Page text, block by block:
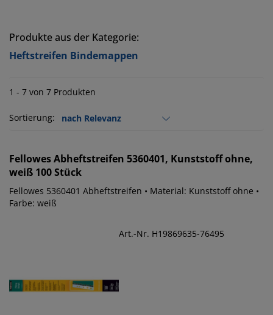
Produkte aus der Kategorie:
Heftstreifen Bindemappen
1 - 7 von 7 Produkten
Sortierung:
FellowesAbheftstreifen 5360401, Kunststoff ohne,
weiß 100 Stück
Fellowes 5360401 Abheftstreifen • Material: Kunststoff ohne •
Farbe: weiß
Art.-Nr. H19869635-76495